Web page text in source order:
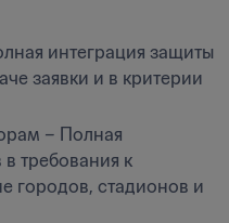
интеграция защиты
заявки и в критерии
– Полная
требования к
городов, стадионов и